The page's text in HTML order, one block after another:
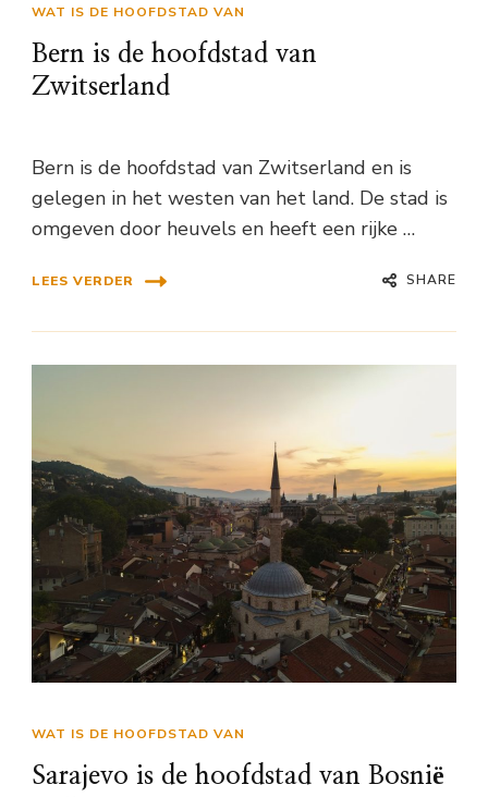
WAT IS DE HOOFDSTAD VAN
Bern is de hoofdstad van
Zwitserland
Bern is de hoofdstad van Zwitserland en is
gelegen in het westen van het land. De stad is
omgeven door heuvels en heeft een rijke …
LEES VERDER SHARE
WAT IS DE HOOFDSTAD VAN
Sarajevo is de hoofdstad van Bosnië